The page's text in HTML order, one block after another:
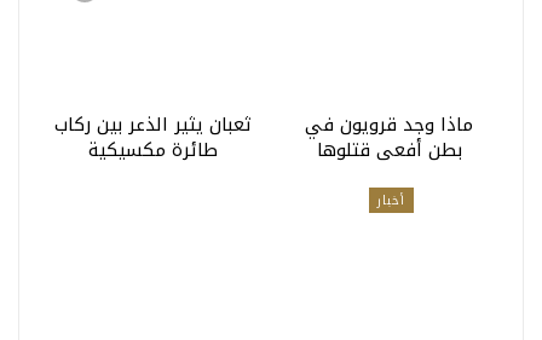
ماذا وجد قرويون في
بطن أفعى قتلوها
ثعبان يثير الذعر بين ركاب
طائرة مكسيكية
أخبار